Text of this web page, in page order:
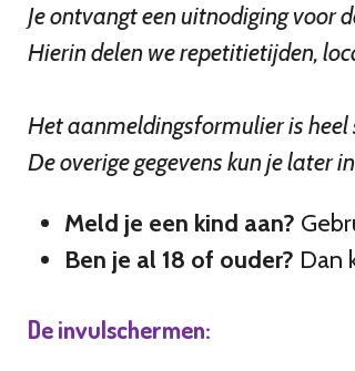
Je ontvangt een uitnodiging voor
Hierin delen we repetitietijden,
Het aanmeldingsformulier is heel
De overige gegevens kun je later
Meld je een kind aan?
Ben je al 18 of ouder? Dan
De invulschermen: